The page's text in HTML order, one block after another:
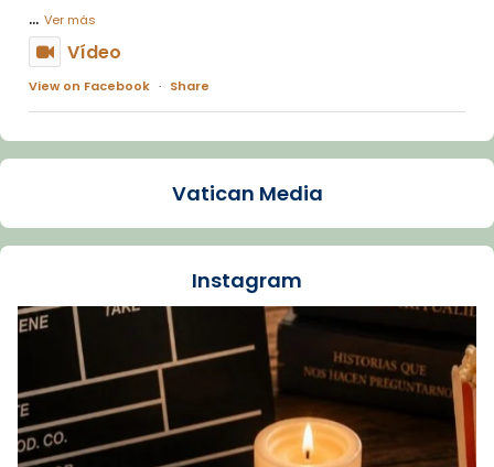
... Ver más
Vídeo
View on Facebook · Share
Arquebisbat de Barcelona
La Carmina va patir depressió. Fa gairebé
dos mesos, a l'Estadi Lluís Companys, la
Recupera l'entrevista comp
Vatican
tican News 👇
www.vaticannews.va/es/iglesia/news/2026-
07/carmina-historia-depresion-papa-viaje-
espana-testimoni...
Vatican Media
Instagram